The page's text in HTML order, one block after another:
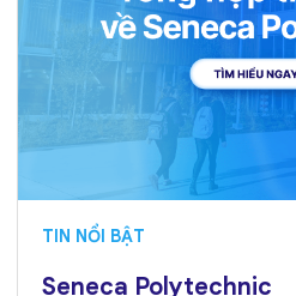
TIN NỔI BẬT
Seneca Polytechnic